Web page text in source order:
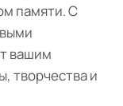
памяти. С
вашим
творчества и